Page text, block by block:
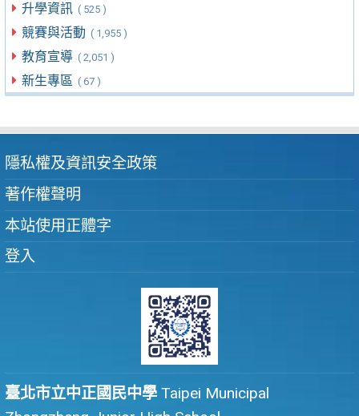
升學資訊 ( 525 )
競賽與活動 ( 1,955 )
教育宣導 ( 2,051 )
新生專區 ( 67 )
隱私權及資訊安全政策
著作權聲明
本站使用正體字
登入
臺北市立中正國民中學 Taipei Municipal